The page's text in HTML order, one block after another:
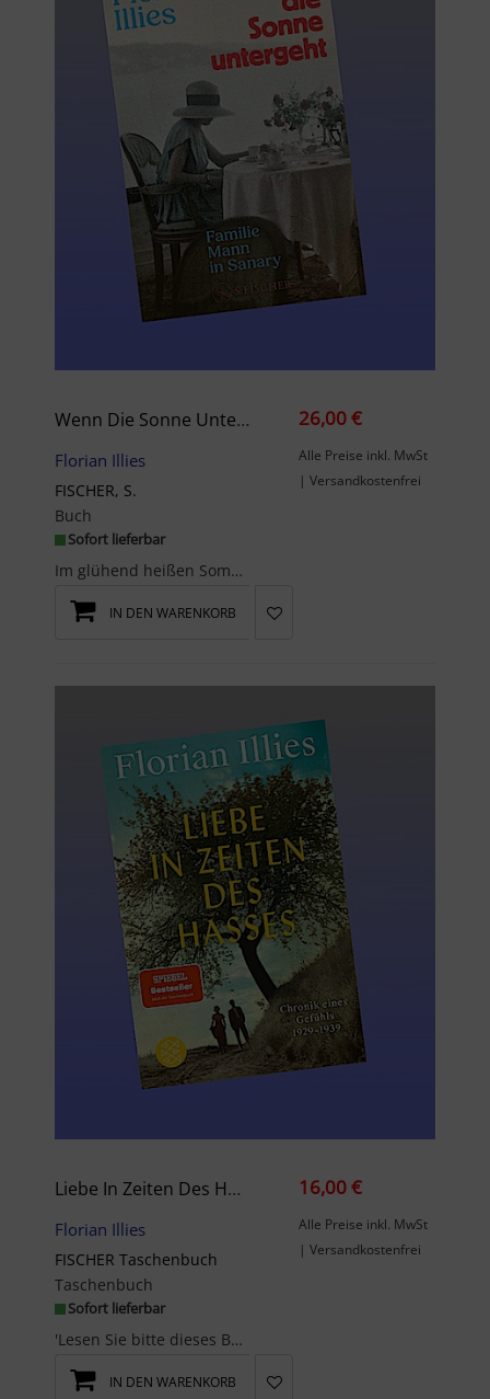
Wenn Die Sonne Untergeht
Florian Illies
FISCHER, S.
Buch
Sofort lieferbar
Im glühend heißen Sommer 1933 spitzt sich die politische Lage in Europa zu - und die der Familie ...
26,00 €
Alle Preise inkl. MwSt
| Versandkostenfrei
IN DEN WARENKORB
Liebe In Zeiten Des Hasses
Florian Illies
FISCHER Taschenbuch
Taschenbuch
Sofort lieferbar
'Lesen Sie bitte dieses Buch, es ist hinreißend. Ich habe so viel Neues erfahren, über die Liebe,...
16,00 €
Alle Preise inkl. MwSt
| Versandkostenfrei
IN DEN WARENKORB